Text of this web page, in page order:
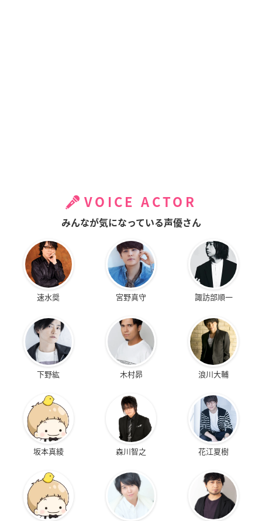
VOICE ACTOR
みんなが気になっている声優さん
速水奨 宮野真守 諏訪部順一
下野紘 木村昴 浪川大輔
坂本真綾 森川智之 花江夏樹